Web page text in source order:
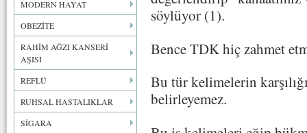
MODERN HAYAT
OBEZİTE
RAHİM AĞZI KANSERİ
AŞISI
REFLÜ
RUHSAL HASTALIKLAR
SİGARA
söylüyor (1).
Bence TDK hiç zahmet
Bu tür kelimelerin
belirleyemez.